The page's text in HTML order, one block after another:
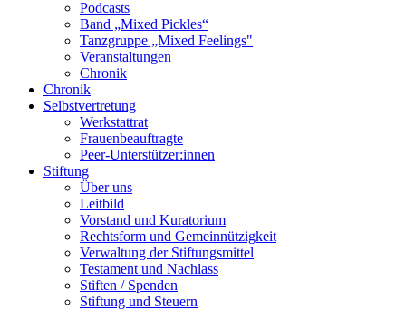
Podcasts
Band „Mixed Pickles“
Tanzgruppe „Mixed Feelings"
Veranstaltungen
Chronik
Chronik
Selbstvertretung
Werkstattrat
Frauenbeauftragte
Peer-Unterstützer:innen
Stiftung
Über uns
Leitbild
Vorstand und Kuratorium
Rechtsform und Gemeinnützigkeit
Verwaltung der Stiftungsmittel
Testament und Nachlass
Stiften / Spenden
Stiftung und Steuern